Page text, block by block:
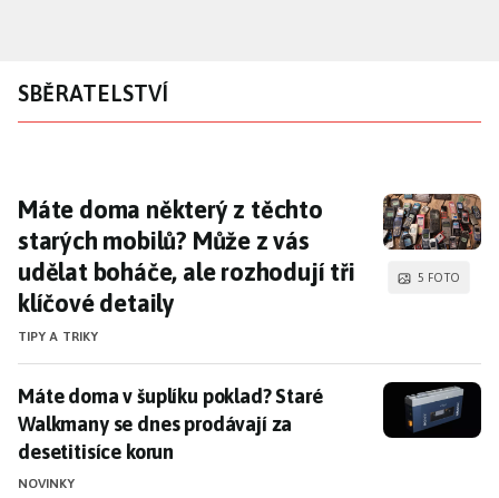
obsahu
SBĚRATELSTVÍ
Máte doma některý z těchto starých
Máte doma některý z těchto
starých mobilů? Může z vás
udělat boháče, ale rozhodují tři
klíčové detaily
TIPY A TRIKY
5 FOTO
Máte doma v šuplíku poklad? Staré Walkmany se
Máte doma v šuplíku poklad? Staré
Walkmany se dnes prodávají za
desetitisíce korun
NOVINKY